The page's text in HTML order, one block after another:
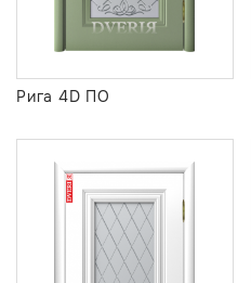
Рига 4D ПО